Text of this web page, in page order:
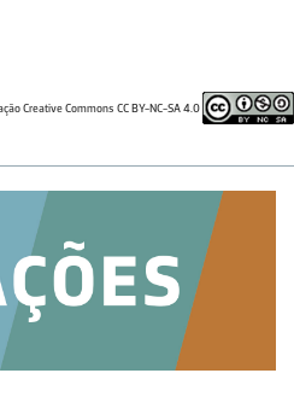
Creative Commons CC BY-NC-SA 4.0